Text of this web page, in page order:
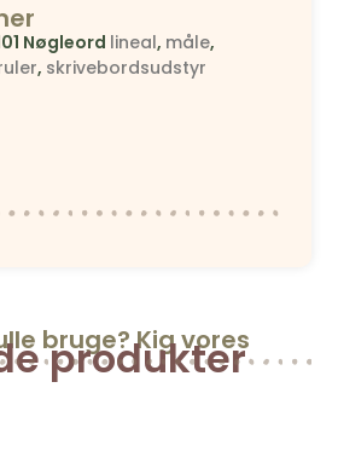
Nøgleord lineal, måle,
, skrivebordsudstyr
bruge? Kig vores
produkter